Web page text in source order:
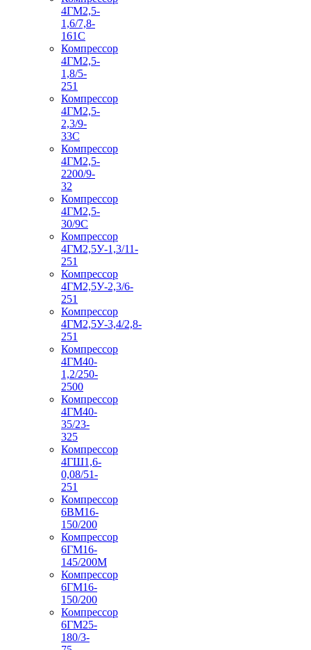
4ГМ2,5-
1,6/7,8-
161С
Компрессор
4ГМ2,5-
1,8/5-
251
Компрессор
4ГМ2,5-
2,3/9-
33С
Компрессор
4ГМ2,5-
2200/9-
32
Компрессор
4ГМ2,5-
30/9С
Компрессор
4ГМ2,5У-1,3/11-
251
Компрессор
4ГМ2,5У-2,3/6-
251
Компрессор
4ГМ2,5У-3,4/2,8-
251
Компрессор
4ГМ40-
1,2/250-
2500
Компрессор
4ГМ40-
35/23-
325
Компрессор
4ГШ1,6-
0,08/51-
251
Компрессор
6ВМ16-
150/200
Компрессор
6ГМ16-
145/200М
Компрессор
6ГМ16-
150/200
Компрессор
6ГМ25-
180/3-